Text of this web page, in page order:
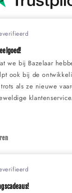
we bij Bazelaar
ook bij de
als ze nieuwe